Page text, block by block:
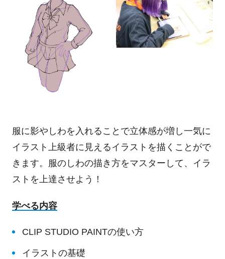
服に影やしわを入れることで立体感が増し一気に
イラスト上級者に見えるイラストを描くことがで
きます。服のしわの描き方をマスターして、イラ
ストを上達させよう！
学べる内容
CLIP STUDIO PAINTの使い方
イラストの基礎